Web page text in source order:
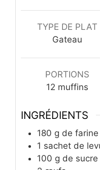
TYPE DE PLAT
Gateau
PORTIONS
12 muffins
INGRÉDIENTS
180 g de farine
1 sachet de
100 g de sucre